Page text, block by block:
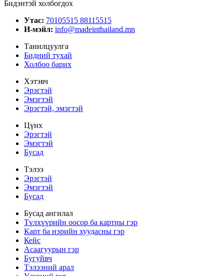
Бидэнтэй холбогдох
Утас: 70105515 88115515
И-мэйл: info@madeinthailand.mn
Танилцуулга
Бидний тухай
Холбоо барих
Хэтэвч
Эрэгтэй
Эмэгтэй
Эрэгтэй, эмэгтэй
Цүнх
Эрэгтэй
Эмэгтэй
Бусад
Тэлээ
Эрэгтэй
Эмэгтэй
Бусад
Бусад ангилал
Түлхүүрийн оосор ба картны гэр
Карт ба нэрийн хуудасны гэр
Кейс
Асаагуурын гэр
Бугуйвч
Тэлээний арал